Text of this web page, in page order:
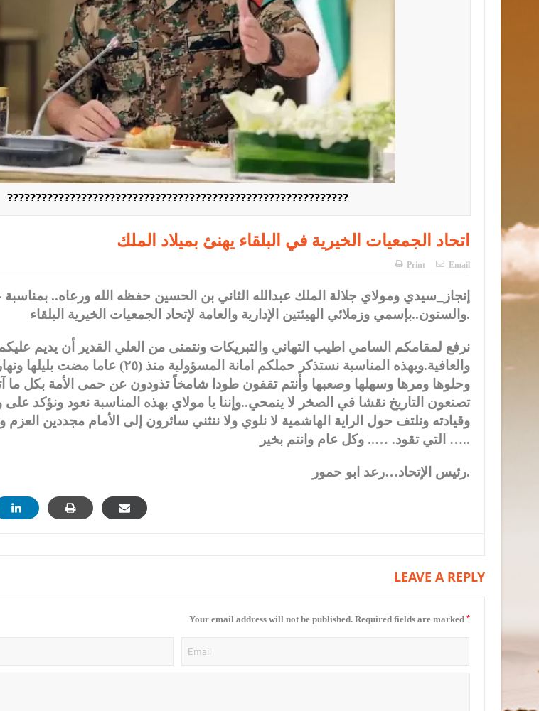
????????????????????????????????????????????????????????????
اتحاد الجمعيات الخيرية في البلقاء يهنئ بميلاد الملك
Print Email
إنجاز_سيدي ومولاي جلالة الملك عبدالله الثاني بن الحسين حفظه الله ورعاه.. بمناسبة
والستون..بإسمي وزملائي الهيئتين الإدارية والعامة لإتحاد الجمعيات الخيرية البلقاء.
نرفع لمقامكم السامي اطيب التهاني والتبريكات ونتمنى من العلي القدير أن يديم
والعافية.وبهذه المناسبة نستذكر حملكم امانة المسؤولية
وحلوها ومرها وسهلها وصعبها وأنتم تقفون طودا شامخاً تذودون عن حمى الأمة بكل ما
تصنعون التاريخ نقشا في الصخر لا ينمحي..وإننا يا مولاي بهذه المناسبة نعود ونؤكد على
وقيادته ونلتف حول الراية الهاشمية لا نلوي ولا ننثني سائرون إلى الأمام مجددين العزم
التي تقود. ….. وكل عام وانتم بخير …..
رئيس الإتحاد…رعد ابو حمور.
LEAVE A REPLY
Your email address will not be published. Required fields are marked *